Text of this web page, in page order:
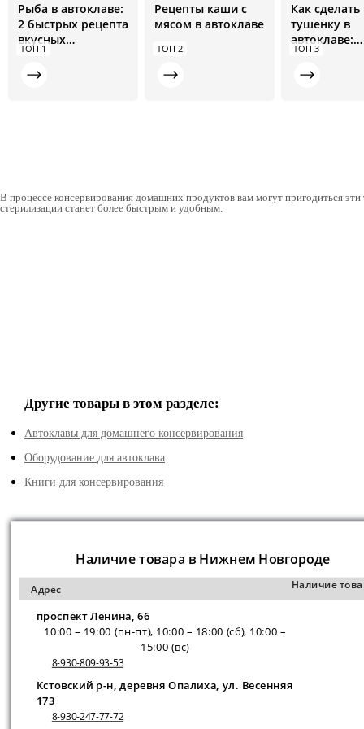
ТОП 1
Рыба в автоклаве:
2 быстрых рецепта
вкусных
домашних
консервов
ТОП 2
Рецепты каши с
мясом в автоклаве
ТОП 3
Как сделать
тушенку в
автоклаве:
пошаговые
рецепты с
В процессе консервирования домашних продуктов вам могут пригодиться
стерилизации станет более быстрым и удобным.
Другие товары в этом разделе:
Автоклавы для домашнего консервирования
Оборудование для автоклава
Книги для консервирования
Наличие товара в Нижнем Новгороде
Адрес Наличие
проспект Ленина, 66
10:00 – 19:00 (пн-пт), 10:00 – 18:00 (сб), 10:00 –
15:00 (вс)
8-930-809-93-53
Кстовский р-н, деревня Опалиха, ул. Весенняя
173
8-930-247-77-72